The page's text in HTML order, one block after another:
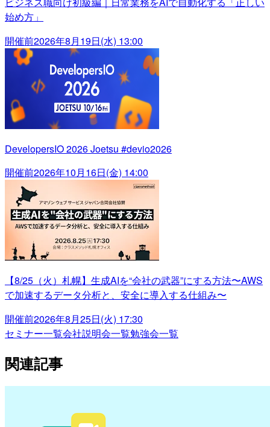
始め方」
開催前2026年8月19日(水) 13:00
DevelopersIO 2026 Joetsu #devio2026
開催前2026年10月16日(金) 14:00
【8/25（火）札幌】生成AIを“会社の武器”にする方法〜AWS
で加速するデータ分析と、安全に導入する仕組み〜
開催前2026年8月25日(火) 17:30
セミナー一覧会社説明会一覧勉強会一覧
関連記事